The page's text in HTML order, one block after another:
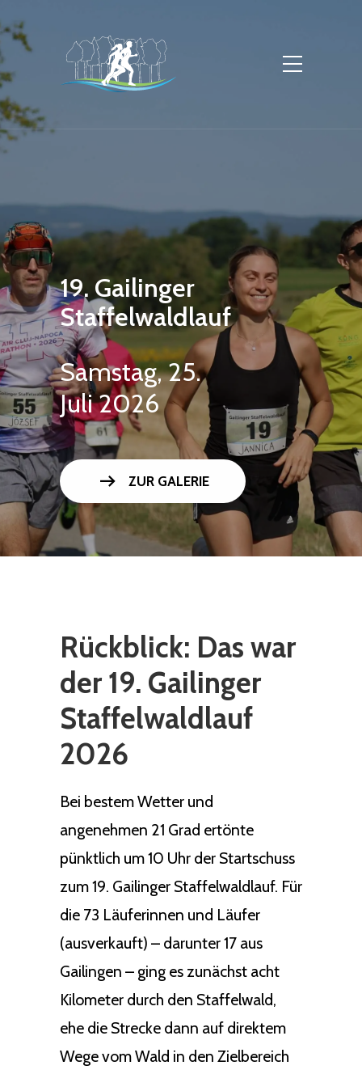
19. Gailinger
Staffelwaldlauf
Samstag, 25.
Juli 2026
arrow_right_alt ZUR GALERIE
Rückblick: Das war
der 19. Gailinger
Staffelwaldlauf
2026
Bei bestem Wetter und
angenehmen 21 Grad ertönte
pünktlich um 10 Uhr der Startschuss
zum 19. Gailinger Staffelwaldlauf. Für
die 73 Läuferinnen und Läufer
(ausverkauft) – darunter 17 aus
Gailingen – ging es zunächst acht
Kilometer durch den Staffelwald,
ehe die Strecke dann auf direktem
Wege vom Wald in den Zielbereich